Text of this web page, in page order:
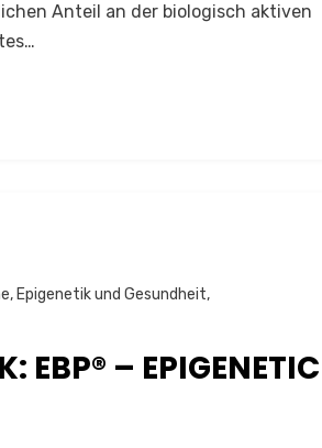
Anteil an der biologisch aktiven
, Epigenetik und Gesundheit,
EBP® – EPIGENETIC